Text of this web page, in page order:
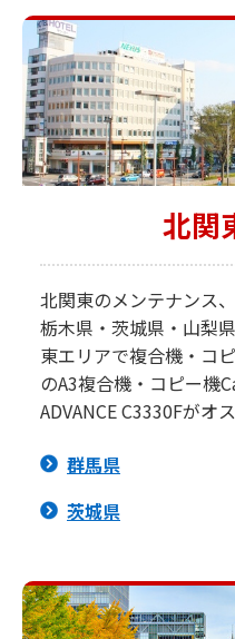
北関
北関東のメンテナンス
栃木県・茨城県・山梨
東エリアで複合機・コ
のA3複合機・コピー機
ADVANCE C3330Fがオ
群馬県
茨城県